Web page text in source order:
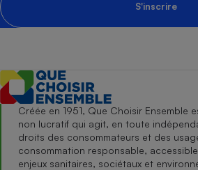
S'inscrire
Créée en 1951, Que Choisir Ensemble
non lucratif qui agit, en toute
droits des consommateurs et des
consommation responsable,
enjeux sanitaires, sociétaux et